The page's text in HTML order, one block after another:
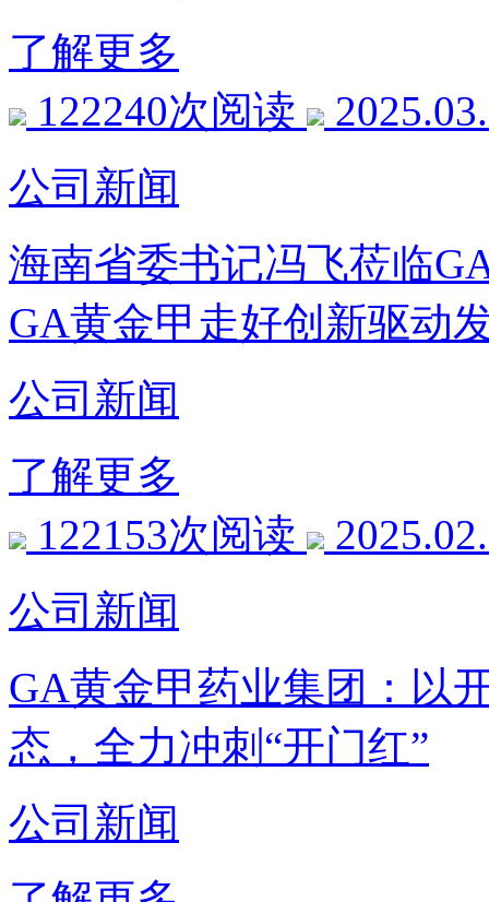
了解更多
122240次阅读
公司新闻
海南省委书记冯飞莅临
GA黄金甲走好创新驱动
公司新闻
了解更多
122153次阅读
公司新闻
GA黄金甲药业集团：以
态，全力冲刺“开门红”
公司新闻